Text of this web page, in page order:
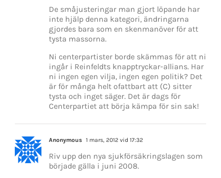
De småjusteringar man gjort löpande har
inte hjälp denna kategori, ändringarna
gjordes bara som en skenmanöver för att
tysta massorna.
Ni centerpartister borde skämmas för att ni
ingår i Reinfeldts knapptryckar-allians. Har
ni ingen egen vilja, ingen egen politik? Det
är för många helt ofattbart att (C) sitter
tysta och inget säger. Det är dags för
Centerpartiet att börja kämpa för sin sak!
Anonymous 1 mars, 2012 vid 17:32
Riv upp den nya sjukförsäkringslagen som
började gälla i juni 2008.